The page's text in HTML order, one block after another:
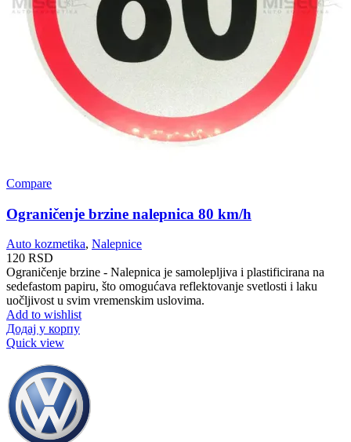
Compare
Ograničenje brzine nalepnica 80 km/h
Auto kozmetika, Nalepnice
120 RSD
Ograničenje brzine - Nalepnica je samolepljiva i plastificirana na
sedefastom papiru, što omogućava reflektovanje svetlosti i laku
uočljivost u svim vremenskim uslovima.
Add to wishlist
Додај у корпу
Quick view